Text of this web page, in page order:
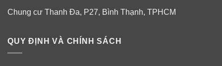
Chung cư Thanh Đa, P27, Bình Thạnh, TPHCM
QUY ĐỊNH VÀ CHÍNH SÁCH